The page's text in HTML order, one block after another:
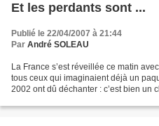
Et les perdants sont ...
Publié le 22/04/2007 à 21:44
Par André SOLEAU
La France s’est réveillée ce matin
tous ceux qui imaginaient déjà un
2002 ont dû déchanter : c’est bien un